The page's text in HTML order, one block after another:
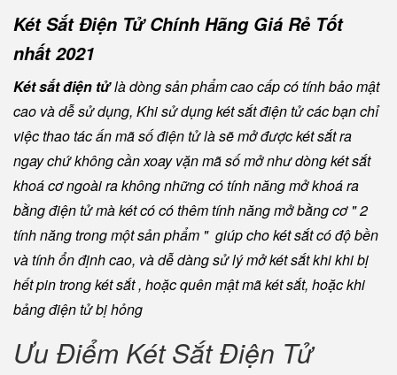
Két Sắt Điện Tử Chính Hãng Giá Rẻ Tốt
nhất 2021
Két sắt điện tửlà dòng sản phẩm cao cấp có tính bảo mật
cao và dễ sử dụng, Khi sử dụng két sắt điện tử các bạn chỉ
việc thao tác ấn mã số điện tử là sẽ mở được két sắt ra
ngay chứ không cần xoay vặn mã số mở như dòng két sắt
khoá cơ ngoài ra không những có tính năng mở khoá ra
bằng điện tử mà két có có thêm tính năng mở bằng cơ " 2
tính năng trong một sản phẩm " giúp cho két sắt có độ bền
và tính ổn định cao, và dễ dàng sử lý mở két sắt khi khi bị
hết pin trong két sắt , hoặc quên mật mã két sắt, hoặc khi
bảng điện tử bị hỏng
Ưu Điểm Két Sắt Điện Tử